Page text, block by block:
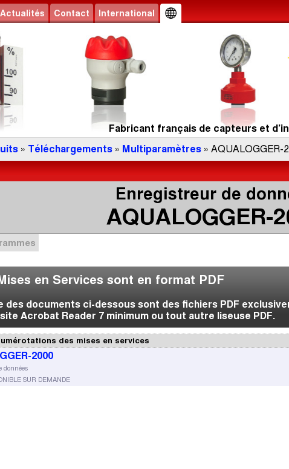
Actualités Contact International
Fabricant français de capteurs et
» Téléchargements » Multiparamètres » AQUALOGGER-
Enregistreur de
AQUALOGGER-
en Services sont en format PDF
des documents ci-dessous sont des fichiers PDF
Acrobat Reader 7 minimum ou tout autre liseuse PDF.
des mises en services
2000
données
SUR DEMANDE